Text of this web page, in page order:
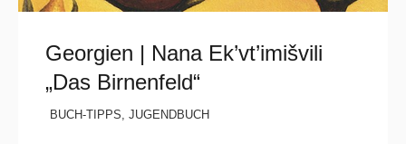
Georgien | Nana Ek’vt’imišvili
„Das Birnenfeld“
BUCH-TIPPS, JUGENDBUCH